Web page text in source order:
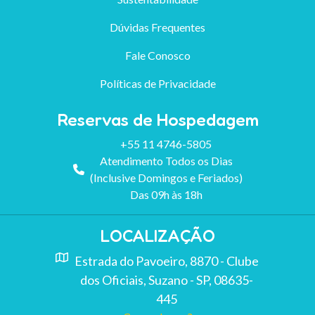
Dúvidas Frequentes
Fale Conosco
Políticas de Privacidade
Reservas de Hospedagem
+55 11 4746-5805
Atendimento Todos os Dias
(Inclusive Domingos e Feriados)
Das 09h às 18h
LOCALIZAÇÃO
Estrada do Pavoeiro, 8870 - Clube
dos Oficiais, Suzano - SP, 08635-
445